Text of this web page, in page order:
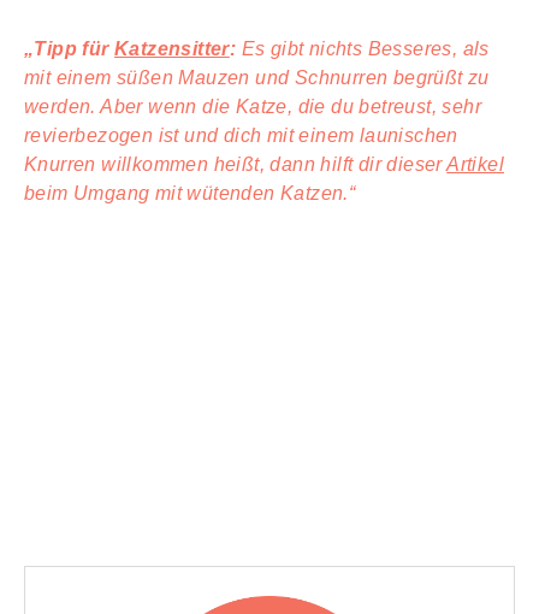
„Tipp fürKatzensitter: Es gibt nichts Besseres, als
mit einem süßen Mauzen und Schnurren begrüßt zu
werden. Aber wenn die Katze, die du betreust, sehr
revierbezogen ist und dich mit einem launischen
Knurren willkommen heißt, dann hilft dir dieserArtikel
beim Umgang mit wütenden Katzen.“